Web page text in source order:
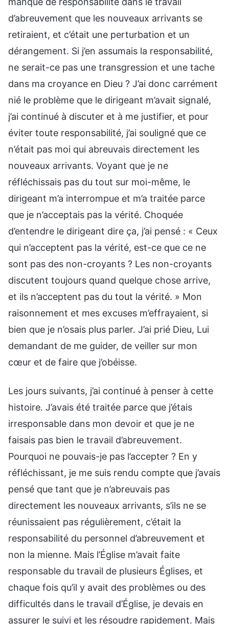
d’abreuvement que les nouveaux arrivants se
retiraient, et c’était une perturbation et un
dérangement. Si j’en assumais la responsabilité,
ne serait-ce pas une transgression et une tache
dans ma croyance en Dieu ? J’ai donc carrément
nié le problème que le dirigeant m’avait signalé,
j’ai continué à discuter et à me justifier, et pour
éviter toute responsabilité, j’ai souligné que ce
n’était pas moi qui abreuvais directement les
nouveaux arrivants. Voyant que je ne
réfléchissais pas du tout sur moi-même, le
dirigeant m’a interrompue et m’a traitée parce
que je n’acceptais pas la vérité. Choquée
d’entendre le dirigeant dire ça, j’ai pensé : « Ceux
qui n’acceptent pas la vérité, est-ce que ce ne
sont pas des non-croyants ? Les non-croyants
discutent toujours quand quelque chose arrive,
et ils n’acceptent pas du tout la vérité. » Mon
raisonnement et mes excuses m’effrayaient, si
bien que je n’osais plus parler. J’ai prié Dieu, Lui
demandant de me guider, de veiller sur mon
cœur et de faire que j’obéisse.
Les jours suivants, j’ai continué à penser à cette
histoire. J’avais été traitée parce que j’étais
irresponsable dans mon devoir et que je ne
faisais pas bien le travail d’abreuvement.
Pourquoi ne pouvais-je pas l’accepter ? En y
réfléchissant, je me suis rendu compte que j’avais
pensé que tant que je n’abreuvais pas
directement les nouveaux arrivants, s’ils ne se
réunissaient pas régulièrement, c’était la
responsabilité du personnel d’abreuvement et
non la mienne. Mais l’Église m’avait faite
responsable du travail de plusieurs Églises, et
chaque fois qu’il y avait des problèmes ou des
difficultés dans le travail d’Église, je devais en
assurer le suivi et les résoudre rapidement. Mais